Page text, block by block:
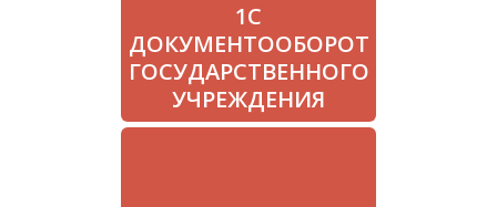
1С
ДОКУМЕНТООБОРОТ
ГОСУДАРСТВЕННОГО
УЧРЕЖДЕНИЯ
Цена: от 138800 руб.